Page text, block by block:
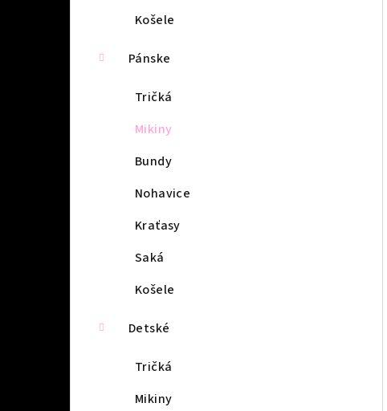
Košele
Pánske
Tričká
Mikiny
Bundy
Nohavice
Kraťasy
Saká
Košele
Detské
Tričká
Mikiny